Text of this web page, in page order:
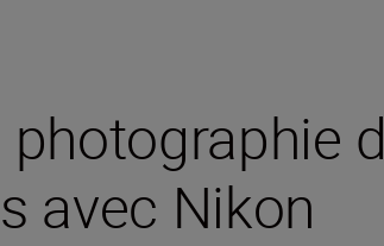
avec Nikon